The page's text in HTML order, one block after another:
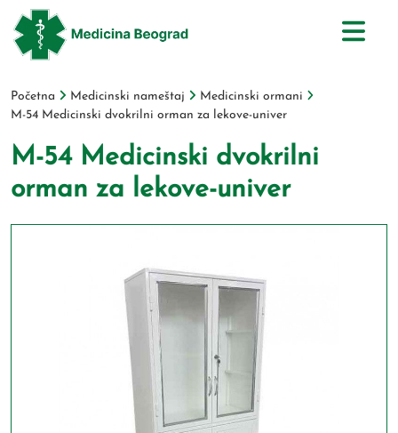
Početna Medicinski nameštaj
Medicinski ormani
M-54 Medicinski dvokrilni orman za lekove-univer
M-54 Medicinski dvokrilni
orman za lekove-univer